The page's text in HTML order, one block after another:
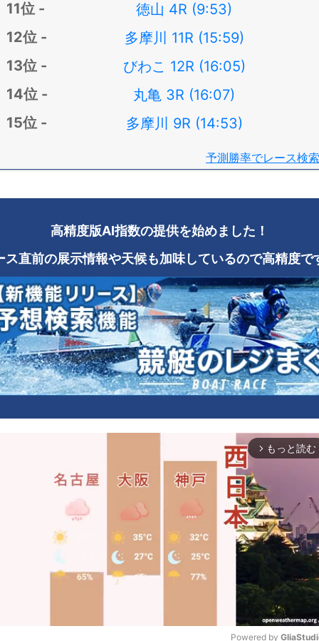
徳山 4R (9:53)
多摩川 11R (15:59)
びわこ 12R (16:05)
丸亀 3R (16:07)
多摩川 9R (14:53)
予測勝率でレース検索
高精度版AI指数の提供を始めました！
ス直前の展示情報や天候も加味しているので高精度で
arrow_forward_ios もっと読む
Powered by